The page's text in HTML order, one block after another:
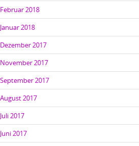
Februar 2018
Januar 2018
Dezember 2017
November 2017
September 2017
August 2017
Juli 2017
Juni 2017